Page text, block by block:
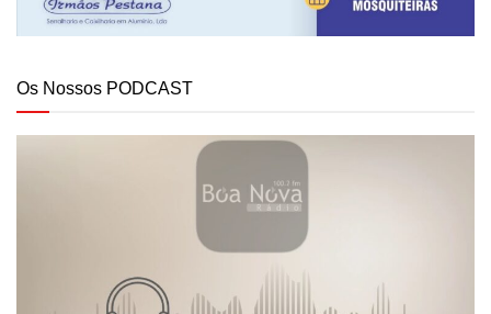
Os Nossos PODCAST